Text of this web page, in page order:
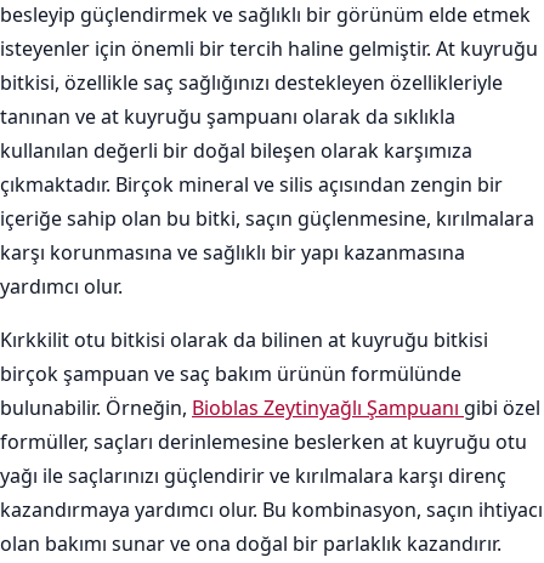
besleyip güçlendirmek ve sağlıklı bir görünüm elde etmek
isteyenler için önemli bir tercih haline gelmiştir. At kuyruğu
bitkisi, özellikle saç sağlığınızı destekleyen özellikleriyle
tanınan ve at kuyruğu şampuanı olarak da sıklıkla
kullanılan değerli bir doğal bileşen olarak karşımıza
çıkmaktadır. Birçok mineral ve silis açısından zengin bir
içeriğe sahip olan bu bitki, saçın güçlenmesine, kırılmalara
karşı korunmasına ve sağlıklı bir yapı kazanmasına
yardımcı olur.
Kırkkilit otu bitkisi olarak da bilinen at kuyruğu bitkisi
birçok şampuan ve saç bakım ürünün formülünde
bulunabilir. Örneğin, Bioblas Zeytinyağlı Şampuanı gibi özel
formüller, saçları derinlemesine beslerken at kuyruğu otu
yağı ile saçlarınızı güçlendirir ve kırılmalara karşı direnç
kazandırmaya yardımcı olur. Bu kombinasyon, saçın ihtiyacı
olan bakımı sunar ve ona doğal bir parlaklık kazandırır.